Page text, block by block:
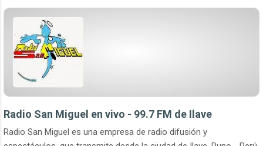
Radio San Miguel en vivo - 99.7 FM de Ilave
Radio San Miguel es una empresa de radio difusión y